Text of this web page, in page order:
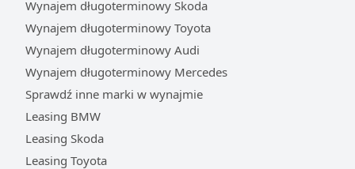
obsługę przez internet – od przejrzystej prezentacji i
porównania dostępnych modeli, przez wykorzystanie
kalkulatora leasingowego do szybkiej wyceny, aż po
dostosowanie parametrów umowy. Klienci mogą
swobodnie modyfikować okres umowy czy wysokość
wkładu własnego, dopasowując ratę do swoich
możliwości. Nad bezpieczeństwem transakcji czuwają
specjaliści, którzy oferują również profesjonalne
doradztwo na każdym etapie procesu.
Wynajem długoterminowy Skoda
Wynajem długoterminowy Toyota
Wynajem długoterminowy Audi
Wynajem długoterminowy Mercedes
Sprawdź inne marki w wynajmie
Leasing BMW
Leasing Skoda
Leasing Toyota